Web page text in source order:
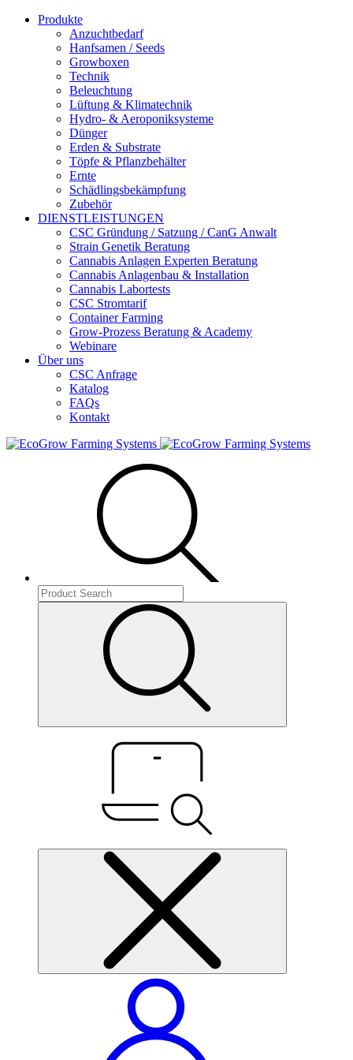
Produkte
Anzuchtbedarf
Hanfsamen / Seeds
Growboxen
Technik
Beleuchtung
Lüftung & Klimatechnik
Hydro- & Aeroponiksysteme
Dünger
Erden & Substrate
Töpfe & Pflanzbehälter
Ernte
Schädlingsbekämpfung
Zubehör
DIENSTLEISTUNGEN
CSC Gründung / Satzung / CanG Anwalt
Strain Genetik Beratung
Cannabis Anlagen Experten Beratung
Cannabis Anlagenbau & Installation
Cannabis Labortests
CSC Stromtarif
Container Farming
Grow-Prozess Beratung & Academy
Webinare
Über uns
CSC Anfrage
Katalog
FAQs
Kontakt